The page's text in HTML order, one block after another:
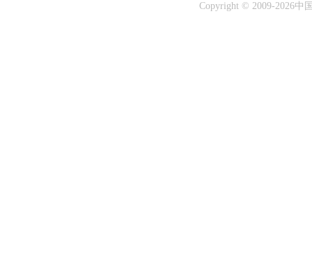
Copyright © 2009-2026中